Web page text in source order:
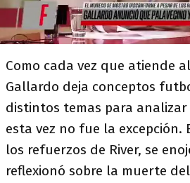
Como cada vez que atiende
Gallardo deja conceptos
distintos temas para
esta vez no fue la excepción.
los refuerzos de River, se
reflexionó sobre la muerte del